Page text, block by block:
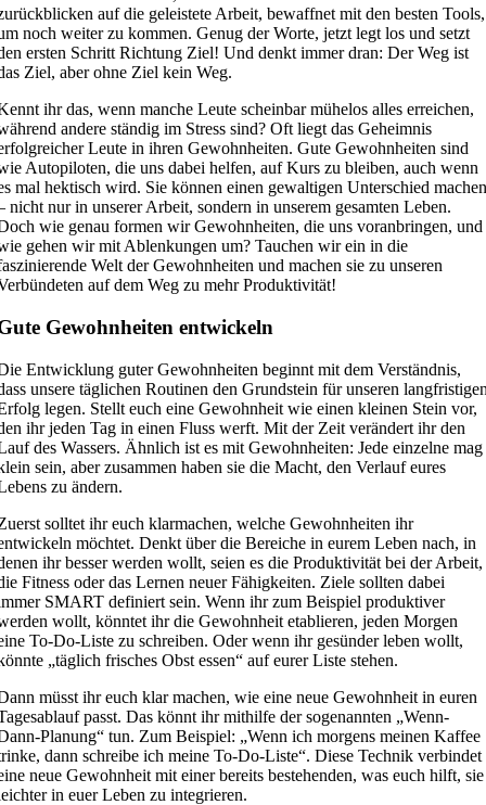
auf die geleistete Arbeit, bewaffnet mit den besten Tools,
noch weiter zu kommen. Genug der Worte, jetzt legt los und setzt
ersten Schritt Richtung Ziel! Und denkt immer dran: Der Weg ist
Ziel, aber ohne Ziel kein Weg.
ihr das, wenn manche Leute scheinbar mühelos alles erreichen,
andere ständig im Stress sind? Oft liegt das Geheimnis
Leute in ihren Gewohnheiten. Gute Gewohnheiten sind
Autopiloten, die uns dabei helfen, auf Kurs zu bleiben, auch wenn
mal hektisch wird. Sie können einen gewaltigen Unterschied
nicht nur in unserer Arbeit, sondern in unserem gesamten Leben.
wie genau formen wir Gewohnheiten, die uns voranbringen, und
gehen wir mit Ablenkungen um? Tauchen wir ein in die
Welt der Gewohnheiten und machen sie zu unseren
auf dem Weg zu mehr Produktivität!
Gewohnheiten entwickeln
Entwicklung guter Gewohnheiten beginnt mit dem Verständnis,
unsere täglichen Routinen den Grundstein für unseren
legen. Stellt euch eine Gewohnheit wie einen kleinen Stein vor,
ihr jeden Tag in einen Fluss werft. Mit der Zeit verändert ihr den
des Wassers. Ähnlich ist es mit Gewohnheiten: Jede einzelne mag
sein, aber zusammen haben sie die Macht, den Verlauf eures
zu ändern.
solltet ihr euch klarmachen, welche Gewohnheiten ihr
möchtet. Denkt über die Bereiche in eurem Leben nach, in
ihr besser werden wollt, seien es die Produktivität bei der Arbeit,
Fitness oder das Lernen neuer Fähigkeiten. Ziele sollten dabei
SMART definiert sein. Wenn ihr zum Beispiel produktiver
wollt, könntet ihr die Gewohnheit etablieren, jeden Morgen
To-Do-Liste zu schreiben. Oder wenn ihr gesünder leben wollt,
„täglich frisches Obst essen“ auf eurer Liste stehen.
müsst ihr euch klar machen, wie eine neue Gewohnheit in euren
passt. Das könnt ihr mithilfe der sogenannten „Wenn-
Planung“ tun. Zum Beispiel: „Wenn ich morgens meinen Kaffee
dann schreibe ich meine To-Do-Liste“. Diese Technik verbindet
neue Gewohnheit mit einer bereits bestehenden, was euch hilft, sie
in euer Leben zu integrieren.